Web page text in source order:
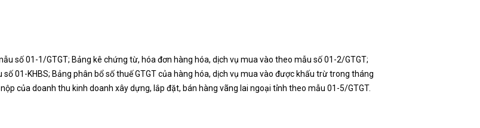
số 01-1/GTGT; Bảng kê chứng từ, hóa đơn hàng hóa, dịch vụ mua vào theo mẫu số 01-2/GTGT;
01-KHBS; Bảng phân bổ số thuế GTGT của hàng hóa, dịch vụ mua vào được khấu trừ trong tháng
của doanh thu kinh doanh xây dựng, lắp đặt, bán hàng vãng lai ngoại tỉnh theo mẫu 01-5/GTGT.